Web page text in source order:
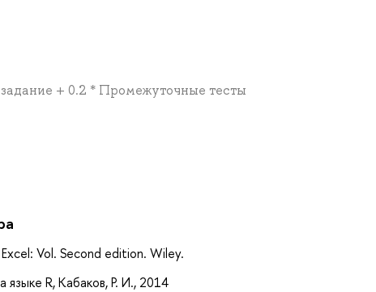
+ 0.2 * Промежуточные тесты
Vol. Second edition. Wiley.
языке R, Кабаков, Р. И., 2014